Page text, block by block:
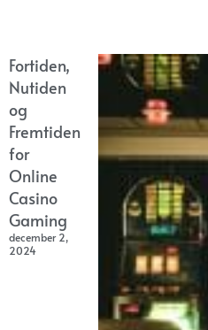
Fortiden,
Nutiden
og
Fremtiden
for
Online
Casino
Gaming
december 2,
2024